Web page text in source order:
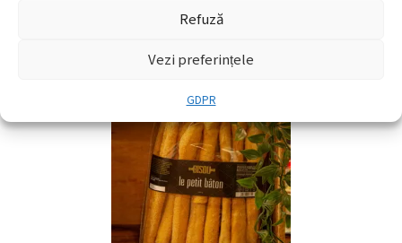
Refuză
Vezi preferințele
GDPR
Paine de casa
+